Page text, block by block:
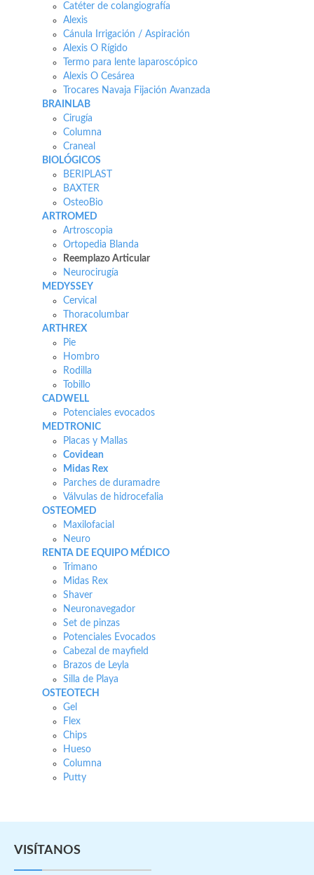
Catéter de colangiografía
Alexis
Cánula Irrigación / Aspiración
Alexis O Rígido
Termo para lente laparoscópico
Alexis O Cesárea
Trocares Navaja Fijación Avanzada
BRAINLAB
Cirugía
Columna
Craneal
BIOLÓGICOS
BERIPLAST
BAXTER
OsteoBio
ARTROMED
Artroscopia
Ortopedia Blanda
Reemplazo Articular
Neurocirugía
MEDYSSEY
Cervical
Thoracolumbar
ARTHREX
Pie
Hombro
Rodilla
Tobillo
CADWELL
Potenciales evocados
MEDTRONIC
Placas y Mallas
Covidean
Midas Rex
Parches de duramadre
Válvulas de hidrocefalia
OSTEOMED
Maxilofacial
Neuro
RENTA DE EQUIPO MÉDICO
Trimano
Midas Rex
Shaver
Neuronavegador
Set de pinzas
Potenciales Evocados
Cabezal de mayfield
Brazos de Leyla
Silla de Playa
OSTEOTECH
Gel
Flex
Chips
Hueso
Columna
Putty
VISÍTANOS